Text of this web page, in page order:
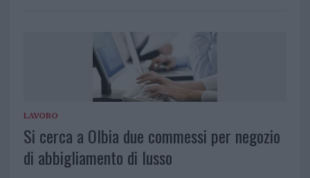
LAVORO
Si cerca a Olbia due commessi per negozio
di abbigliamento di lusso